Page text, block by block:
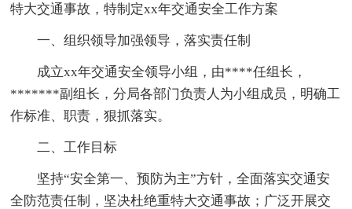
特大交通事故，特制定xx年交通安全工作方案
一、组织领导加强领导，落实责任制
成立xx年交通安全领导小组，由****任组长，
*******副组长，分局各部门负责人为小组成员，明确工
作标准、职责，狠抓落实。
二、工作目标
坚持“安全第一、预防为主”方针，全面落实交通安
全防范责任制，坚决杜绝重特大交通事故；广泛开展交